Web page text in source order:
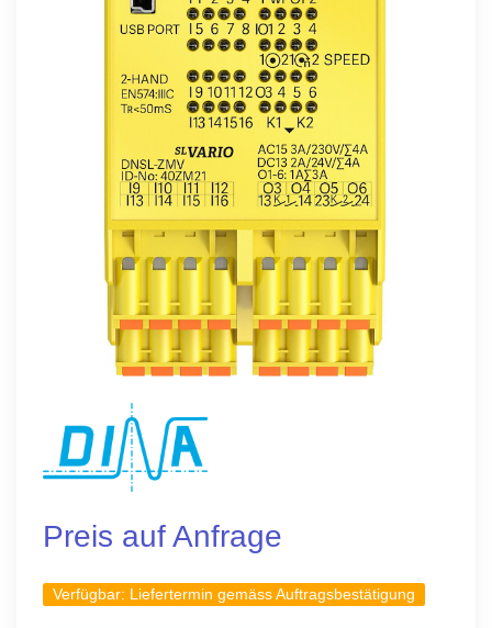
Preis auf Anfrage
Verfügbar: Liefertermin gemäss Auftragsbestätigung